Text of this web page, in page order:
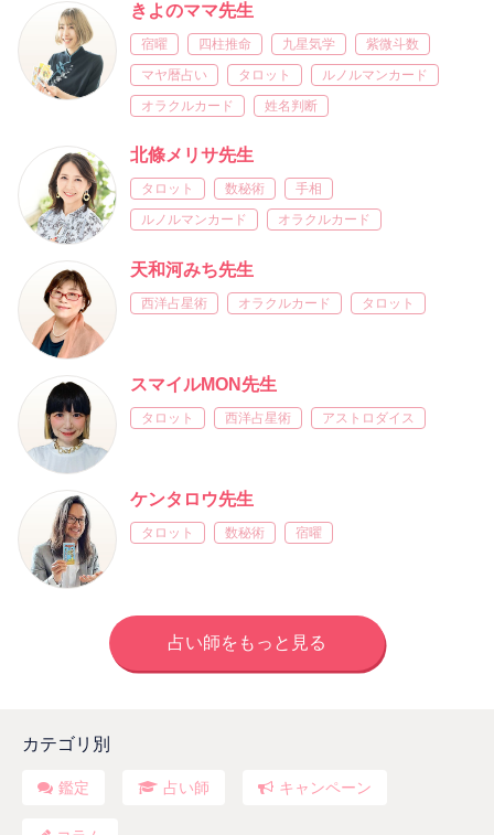
きよのママ先生
宿曜 四柱推命 九星気学
紫微斗数
マヤ暦占い
タロット
ルノルマンカード
オラクルカード
姓名判断
北條メリサ先生
タロット 数秘術
手相
ルノルマンカード
オラクルカード
天和河みち先生
西洋占星術 オラクルカード タロット
スマイルMON先生
タロット 西洋占星術 アストロダイス
ケンタロウ先生
タロット 数秘術 宿曜
占い師をもっと見る
カテゴリ別
鑑定 占い師 キャンペーン